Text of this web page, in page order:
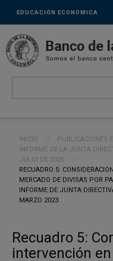
Pasar al contenido principal
Links
secundarios
EDUCACIÓN ECONÓMICA
Ruta de
INICIO
PUBLICACIONES
INFORME DE LA JUNTA
JULIO DE 2026
CURRENT:
RECUADRO 5:
MERCADO DE DIVISAS POR
INFORME DE JUNTA
MARZO 2023
Recuadro 5:
intervención